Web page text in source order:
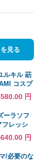
見る
ルキル 莇
コスプ
ン 変装
ムイベン
マス
円
ーラソフ
フレッシ
円
/必要のな